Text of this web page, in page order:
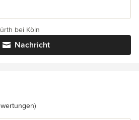
Nachricht
bei Köln
5 von 5 Sternen